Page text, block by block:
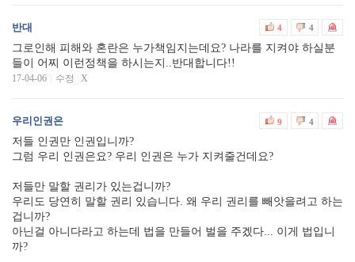
반대 4 4
그로인해 피해와 혼란은 누가책임지는데요? 나라를 지켜야 하실분
들이 어찌 이런정책을 하시는지..반대합니다!!
17-04-06 수정 X
우리인권은 9 4
저들 인권만 인권입니까?
그럼 우리 인권은요? 우리 인권은 누가 지켜줄건데요?
저들만 말할 권리가 있는겁니까?
우리도 당연히 말할 권리 있습니다. 왜 우리 권리를 빼앗을려고 하는
겁니까?
아닌걸 아니다라고 하는데 법을 만들어 벌을 주겠다... 이게 법입니
까?